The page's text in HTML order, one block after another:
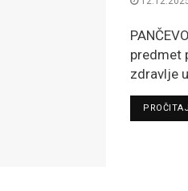
predmet
zdravlje